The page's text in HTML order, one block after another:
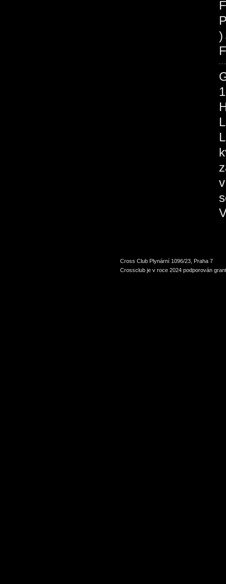
Cross Club Plynární 1096/23, Praha 7
Crossclub je v roce 2024 podporován